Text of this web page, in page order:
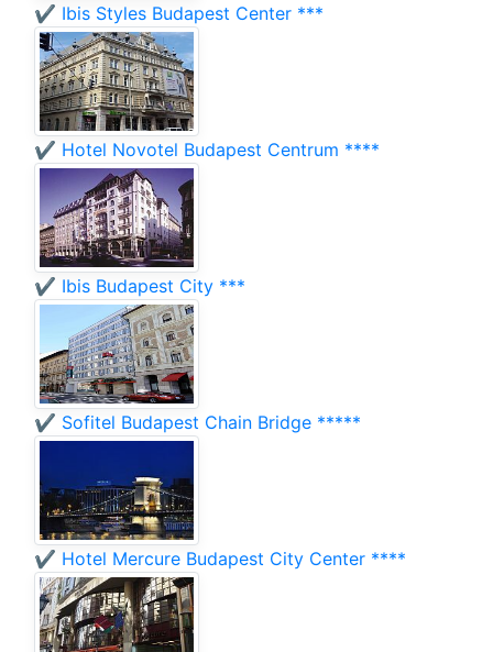
✔️ Ibis Styles Budapest Center ***
✔️ Hotel Novotel Budapest Centrum ****
✔️ Ibis Budapest City ***
✔️ Sofitel Budapest Chain Bridge *****
✔️ Hotel Mercure Budapest City Center ****